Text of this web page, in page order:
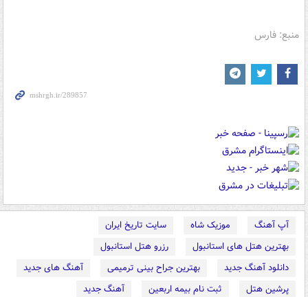
منبع: فارس
آپ آهنگ موزیک شاه
سایت تاریخ ایران
بهترین هتل های استانبول
رزرو هتل استانبول
دانلود آهنگ جدید
بهترین جراح بینی ترمیمی
آهنگ های جدید
پرشین هتل
ثبت نام بیمه اربعین
آهنگ جدید